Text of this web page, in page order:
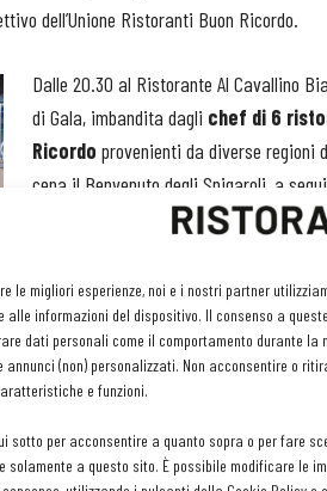
le migliori esperienze, noi e i nostri partner
alle informazioni del dispositivo. Il consenso a
dati personali come il comportamento durante la
annunci (non) personalizzati. Non acconsentire o
e funzioni.
sotto per acconsentire a quanto sopra o per fare
solamente a questo sito. È possibile modificare le
dell’Unione Ristoranti Buon Ricordo.
Dalle 20.30 al Ristorante Al Cavallino
di Gala, imbandita dagli chef di 6
Ricordo provenienti da diverse regioni
cena il Benvenuto degli Spigaroli, a
l’agone del Lago di Como da 0 a 100 che
affidato al Salice Blu di Bellagio (CO).
pizzoccheri alla Valtellinese del
Sassella di Grosio (SO) e la zuppa
Barbieri di Altomonte (CZ). A La
Ristorante Lo Stuzzichino di
saranno: Al Cavallino Bianco di